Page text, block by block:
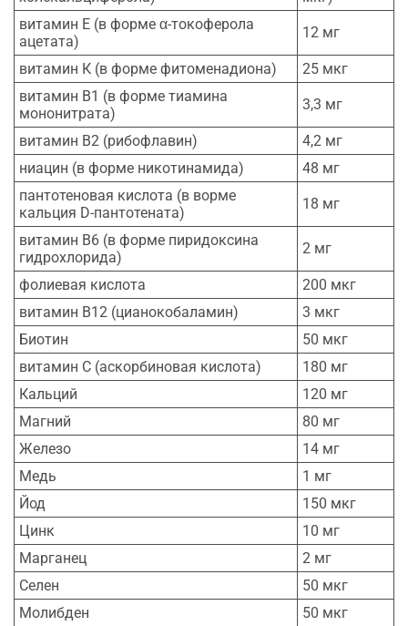
витамин Е (в форме α-токоферола
ацетата)
12 мг
витамин К (в форме фитоменадиона)
25 мкг
витамин В1 (в форме тиамина
мононитрата)
3,3 мг
витамин В2 (рибофлавин)
4,2 мг
ниацин (в форме никотинамида)
48 мг
пантотеновая кислота (в ворме
кальция D-пантотената)
18 мг
витамин В6 (в форме пиридоксина
гидрохлорида)
2 мг
фолиевая кислота
200 мкг
витамин В12 (цианокобаламин)
3 мкг
Биотин
50 мкг
витамин С (аскорбиновая кислота)
180 мг
Кальций
120 мг
Магний
80 мг
Железо
14 мг
Медь
1 мг
Йод
150 мкг
Цинк
10 мг
Марганец
2 мг
Селен
50 мкг
Молибден
50 мкг